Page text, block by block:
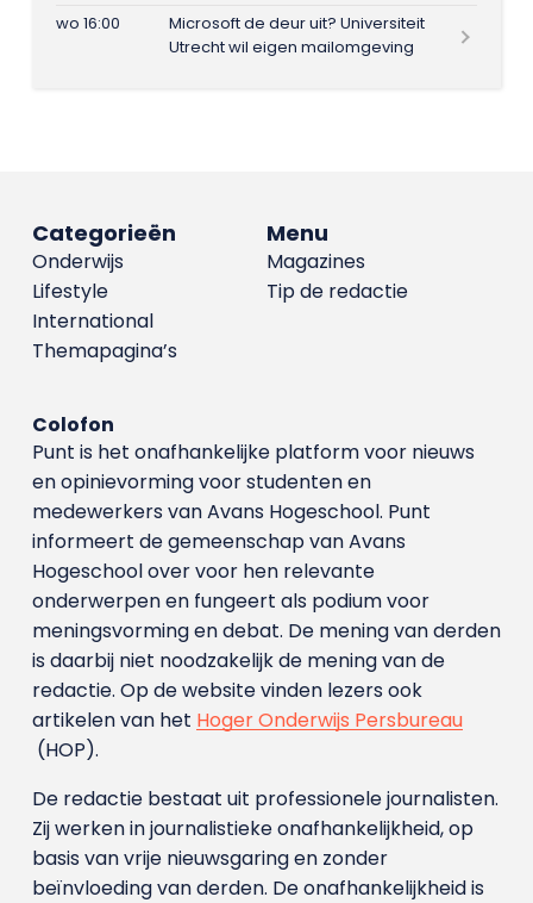
wo 16:00
Microsoft de deur uit? Universiteit
Utrecht wil eigen mailomgeving
Menu
Magazines
Tip de redactie
Categorieën
Onderwijs
Lifestyle
International
Themapagina’s
Colofon
Punt is het onafhankelijke platform voor nieuws
en opinievorming voor studenten en
medewerkers van Avans Hoge­school. Punt
informeert de gemeenschap van Avans
Hogeschool over voor hen relevante
onderwerpen en fungeert als podium voor
meningsvorming en debat. De mening van derden
is daarbij niet noodzakelijk de mening van de
redactie. Op de website vinden lezers ook
artikelen van het Hoger Onderwijs Persbureau
(HOP).
De redactie bestaat uit professionele journalisten.
Zij werken in journalistieke onafhankelijkheid, op
basis van vrije nieuwsgaring en zonder
beïnvloeding van derden. De onafhankelijkheid is